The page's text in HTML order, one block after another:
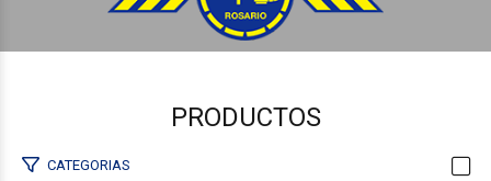
PRODUCTOS
CATEGORIAS